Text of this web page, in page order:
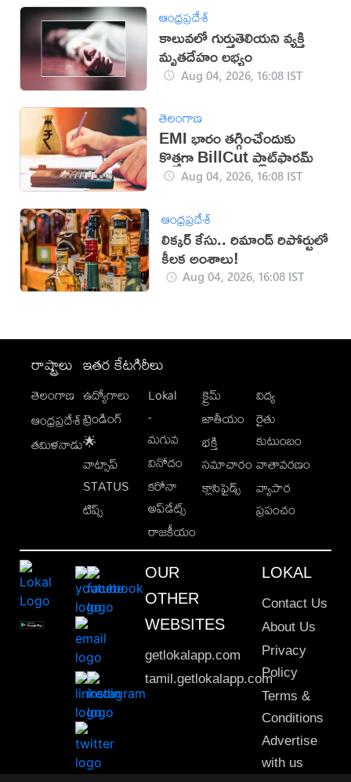
ఆంధ్రప్రదేశ్
కాలువలో గుర్తుతెలియని వ్యక్తి
మృతదేహం లభ్యం
Aug 04, 2026, 16:08 IST
తెలంగాణ
EMI భారం తగ్గించేందుకు
కొత్తగా BillCut ప్లాట్‌ఫారమ్
Aug 04, 2026, 16:08 IST
ఆంధ్రప్రదేశ్
లిక్కర్ కేసు.. రిమాండ్​ రిపోర్టులో
కీలక అంశాలు!
Aug 04, 2026, 16:08 IST
రాష్ట్రాలు
తెలంగాణ
ఆంధ్రప్రదేశ్
తమిళనాడు
ఇతర కేటగిరీలు
ఉద్యోగాలు
ట్రెండింగ్
🌟
వాట్సాప్
STATUS
టిప్స్
Lokal
-
మగువ
వినోదం
కరోనా
అప్‌డేట్స్
రాజకీయం
క్రైమ్
జాతీయం
భక్తి
సమాచారం
క్లాసిఫైడ్స్
విద్య
రైతు
కుటుంబం
వాతావరణం
వ్యాపార
ప్రపంచం
OUR
OTHER
WEBSITES
getlokalapp.com
tamil.getlokalapp.com
LOKAL
Contact Us
About Us
Privacy
Policy
Terms &
Conditions
Advertise
with us